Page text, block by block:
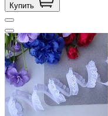
Купить